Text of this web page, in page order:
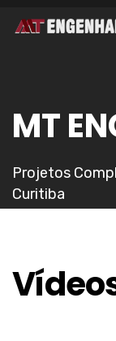
MT
Projetos
Curitiba